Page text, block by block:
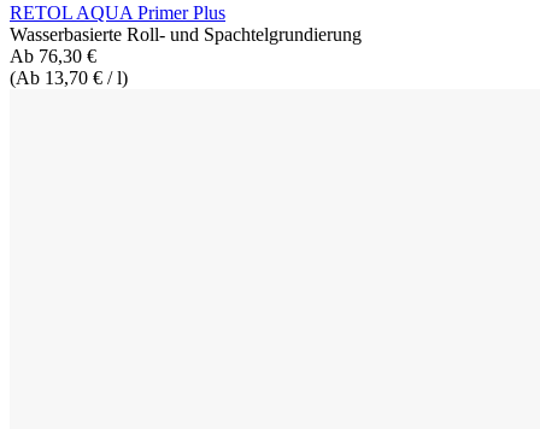
RETOL AQUA Primer Plus
Wasserbasierte Roll- und Spachtelgrundierung
Ab 76,30 €
(Ab 13,70 € / l)